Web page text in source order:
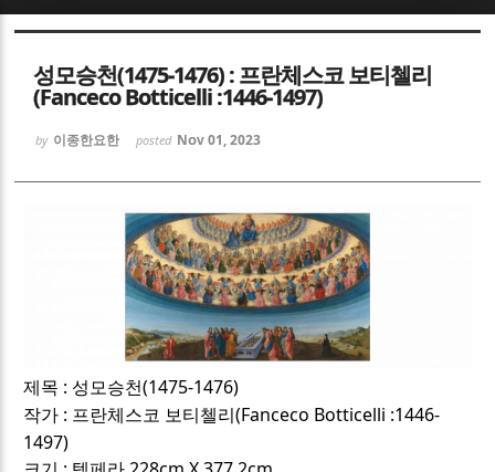
성모승천(1475-1476) : 프란체스코 보티첼리
(Fanceco Botticelli :1446-1497)
by 이종한요한 posted Nov 01, 2023
제목 : 성모승천(1475-1476)
작가 : 프란체스코 보티첼리(Fanceco Botticelli :1446-
1497)
Sketchbook5, 스케치북5
Sketchbook5, 스케치북5
Sketchbook5, 스케치북5
Sketchbook5, 스케치북5